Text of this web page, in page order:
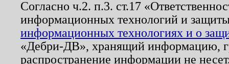
Согласно ч.2. п.3. ст.17
информационных технологий и
информационных технологиях и о
«Дебри-ДВ», хранящий информацию,
распространение информации не